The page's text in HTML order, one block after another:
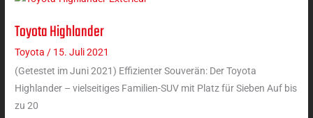
Toyota Highlander
Toyota / 15. Juli 2021
(Getestet im Juni 2021) Effizienter Souverän: Der Toyota
Highlander – vielseitiges Familien-SUV mit Platz für Sieben Auf bis
zu 20
Toyota
Highlander